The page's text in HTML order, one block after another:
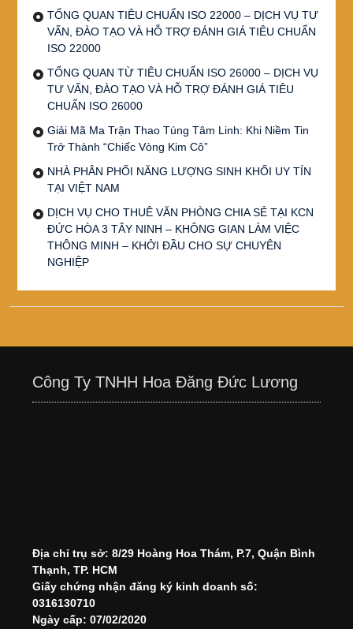
TỔNG QUAN TIÊU CHUẨN ISO 22000 – DỊCH VỤ TƯ
VẤN, ĐÀO TẠO VÀ HỖ TRỢ ĐÁNH GIÁ TIÊU CHUẨN
ISO 22000
TỔNG QUAN TỪ TIÊU CHUẨN ISO 26000 – DỊCH VỤ
TƯ VẤN, ĐÀO TẠO VÀ HỖ TRỢ ĐÁNH GIÁ TIÊU
CHUẨN ISO 26000
Giải Mã Ma Trận Thao Túng Tâm Linh: Khi Niềm Tin
Trở Thành “Chiếc Vòng Kim Cô”
NHÀ PHÂN PHỐI NĂNG LƯỢNG SINH KHỐI UY TÍN
TẠI VIỆT NAM
DỊCH VỤ CHO THUÊ VĂN PHÒNG CHIA SẺ TẠI KCN
ĐỨC HÒA 3 TÂY NINH – KHÔNG GIAN LÀM VIỆC
THÔNG MINH – KHỞI ĐẦU CHO SỰ CHUYÊN
NGHIỆP
Công Ty TNHH Hoa Đăng Đức Lương
Địa chỉ trụ sở: 8/29 Hoàng Hoa Thám, P.7, Quận Bình
Thạnh, TP. HCM
Giấy chứng nhận đăng ký kinh doanh số:
0316130710
Ngày cấp: 07/02/2020